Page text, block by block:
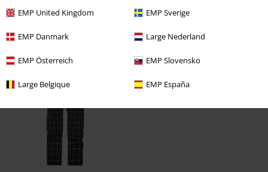
EMP United Kingdom EMP Sverige
EMP Danmark Large Nederland
EMP Österreich EMP Slovensko
Large Belgique EMP España
Opmerking
Commentaar versturen
Laatst bezocht